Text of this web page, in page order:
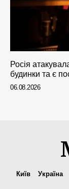
Росія
будинки та є
06.08.2026
Київ Україна